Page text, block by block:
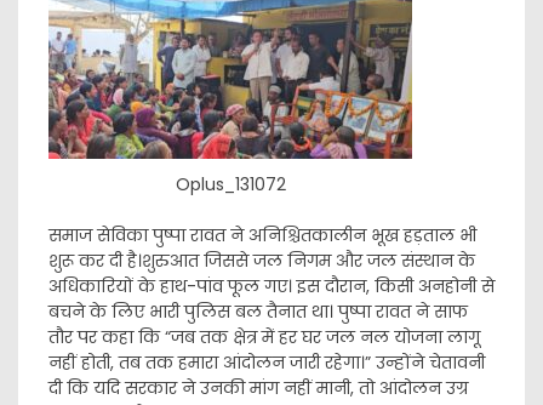
Oplus_131072
समाज सेविका पुष्पा रावत ने अनिश्चितकालीन भूख हड़ताल भी
शुरू कर दी है।शुरुआत जिससे जल निगम और जल संस्थान के
अधिकारियों के हाथ-पांव फूल गए। इस दौरान, किसी अनहोनी से
बचने के लिए भारी पुलिस बल तैनात था। पुष्पा रावत ने साफ
तौर पर कहा कि “जब तक क्षेत्र में हर घर जल नल योजना लागू
नहीं होती, तब तक हमारा आंदोलन जारी रहेगा।” उन्होंने चेतावनी
दी कि यदि सरकार ने उनकी मांग नहीं मानी, तो आंदोलन उग्र